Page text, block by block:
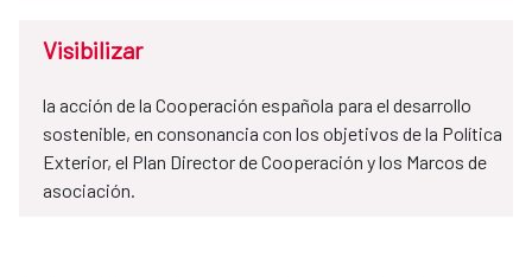
Visibilizar
la acción de la Cooperación española para el desarrollo
sostenible, en consonancia con los objetivos de la Política
Exterior, el Plan Director de Cooperación y los Marcos de
asociación.